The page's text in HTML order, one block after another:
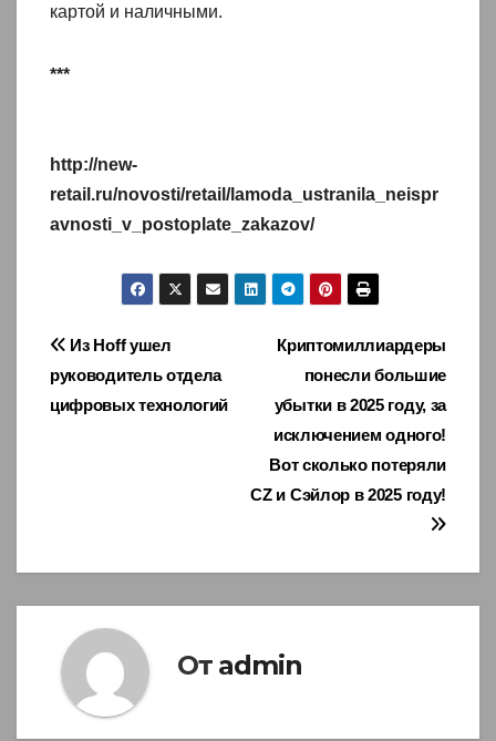
картой и наличными.
***
http://new-
retail.ru/novosti/retail/lamoda_ustranila_neispr
avnosti_v_postoplate_zakazov/
Навигация
по
Криптомиллиардеры
понесли большие
убытки в 2025 году, за
исключением одного!
Вот сколько потеряли
CZ и Сэйлор в 2025 году!
Из Hoff ушел
руководитель отдела
цифровых технологий
От admin